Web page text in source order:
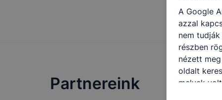
Partnereink
A Google
azzal
nem
részben
nézett
oldalt
melyek
a